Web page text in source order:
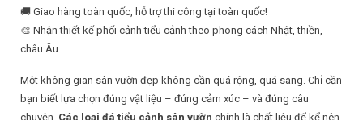
🚚 Giao hàng toàn quốc, hỗ trợ thi công tại toàn quốc!
🎨 Nhận thiết kế phối cảnh tiểu cảnh theo phong cách Nhật, thiền,
châu Âu…
Một không gian sân vườn đẹp không cần quá rộng, quá sang. Chỉ cần
bạn biết lựa chọn đúng vật liệu – đúng cảm xúc – và đúng câu
chuyện. Các loại đá tiểu cảnh sân vườn chính là chất liệu để kể nên